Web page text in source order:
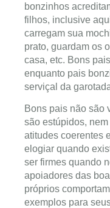
bonzinhos
filhos, inclusive
carregam sua
prato, guardam os
casa, etc. Bons
enquanto pais
serviçal da
Bons pais não são
são estúpidos,
atitudes coerentes
elogiar quando
ser firmes quando
apoiadores das
próprios
exemplos para